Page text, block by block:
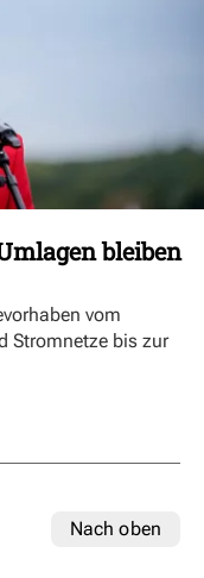
bleiben
vom
Stromnetze bis zur
Nach oben